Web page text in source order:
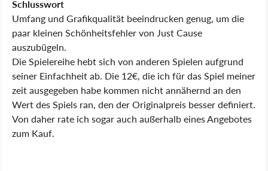
Schlusswort
Umfang und Grafikqualität beeindrucken genug, um die
paar kleinen Schönheitsfehler von Just Cause
auszubügeln.
Die Spielereihe hebt sich von anderen Spielen aufgrund
seiner Einfachheit ab. Die 12€, die ich für das Spiel meiner
zeit ausgegeben habe kommen nicht annähernd an den
Wert des Spiels ran, den der Originalpreis besser definiert.
Von daher rate ich sogar auch außerhalb eines Angebotes
zum Kauf.